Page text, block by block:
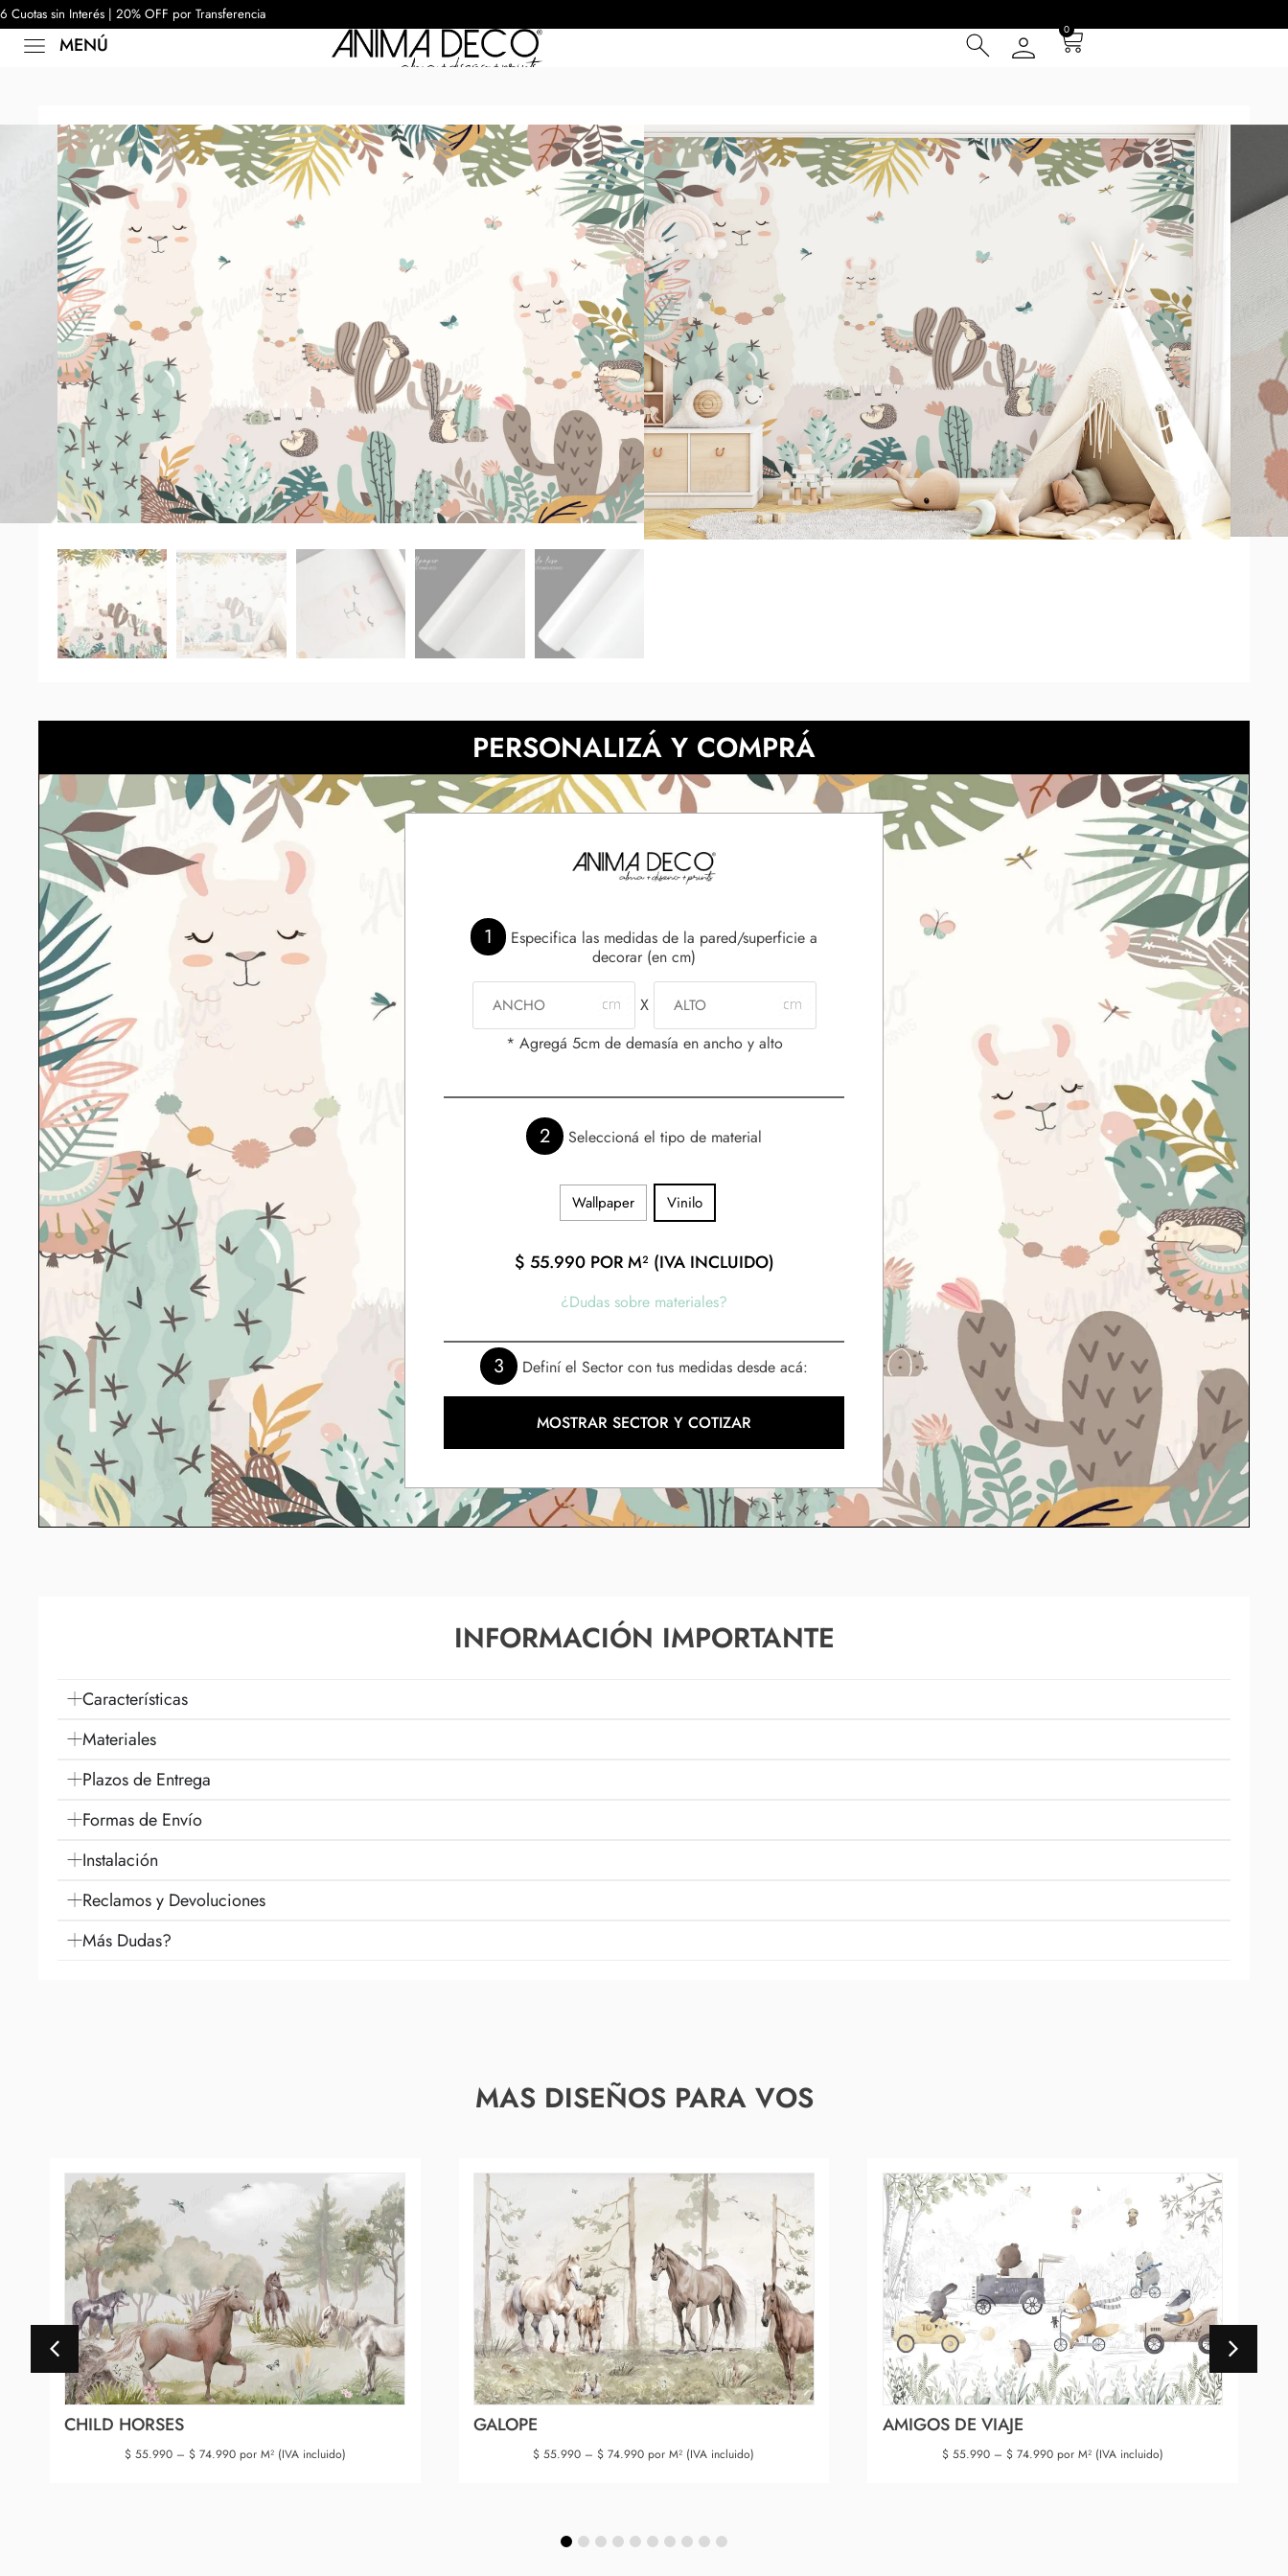
6 Cuotas sin Interés | 20% OFF por Transferencia
MENÚ
0
Inicio/Murales/MUNDO INFANTIL/MÁS ANIMALITOS/ Noa
NOA
$55.990– 74.990 POR M² (IVA INCLUIDO)
6 Cuotas sin Interés con Tarjeta de Crédito
20% OFF por Transferencia
15 días hábiles Plazo de Entrega **
Incluye instrucciones de instalación
Presupuesta tu pared con el cotizador y obtené una muestra* a escala real según tus
dimensiones. Si son paredes muy grandes se repetirá la composición hasta cubrir las
medidas indicadas y luego en tu pedido se adaptará el modelo correctamente. *Los tonos
de la muestra pueden diferir según la calibración de cada pantalla.
También podes probarlo en tu propio espacio con el simulador.
NECESITAS MÀS INFORMACIÓN?
PERSONALIZÁ Y COMPRÁ
1
Especifica las medidas de la pared/superficie a
decorar (en cm)
X
* Agregá 5cm de demasía en ancho y alto
2 Seleccioná el tipo de material
Wallpaper Vinilo
$ 55.990POR M² (IVA INCLUIDO)
¿Dudas sobre materiales?
3 Definí el Sector con tus medidas desde acá:
MOSTRAR SECTOR Y COTIZAR
INFORMACIÓN IMPORTANTE
Características
Materiales
Plazos de Entrega
Formas de Envío
Instalación
Reclamos y Devoluciones
Más Dudas?
MAS DISEÑOS PARA VOS
CHILD HORSES
$55.990 – $74.990por M² (IVA incluido)
GALOPE
$ 55.990 – $ 74.990 por M² (IVA incluido)
AMIGOS DE VIAJE
$ 55.990 – $ 74.990 por M² (IVA incluido)